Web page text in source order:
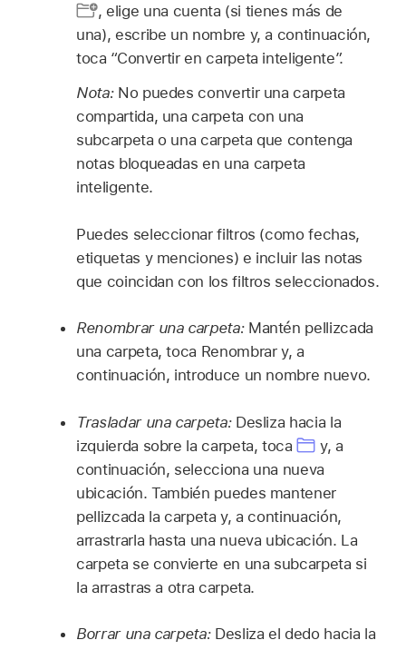
, elige una cuenta (si tienes más de
una), escribe un nombre y, a continuación,
toca “Convertir en carpeta inteligente”.
Nota: No puedes convertir una carpeta
compartida, una carpeta con una
subcarpeta o una carpeta que contenga
notas bloqueadas en una carpeta
inteligente.
Puedes seleccionar filtros (como fechas,
etiquetas y menciones) e incluir las notas
que coincidan con los filtros seleccionados.
Renombrar una carpeta: Mantén pellizcada
una carpeta, toca Renombrar y, a
continuación, introduce un nombre nuevo.
Trasladar una carpeta: Desliza hacia la
izquierda sobre la carpeta, toca
y, a
continuación, selecciona una nueva
ubicación. También puedes mantener
pellizcada la carpeta y, a continuación,
arrastrarla hasta una nueva ubicación. La
carpeta se convierte en una subcarpeta si
la arrastras a otra carpeta.
Borrar una carpeta: Desliza el dedo hacia la